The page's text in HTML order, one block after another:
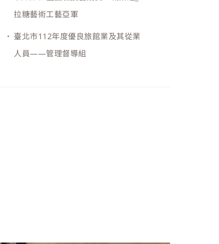
拉糖藝術工藝亞軍
臺北市112年度優良旅館業及其從業
人員——管理督導組